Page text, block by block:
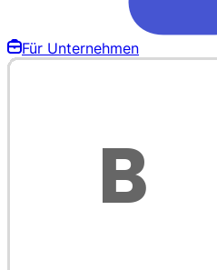
Für Unternehmen